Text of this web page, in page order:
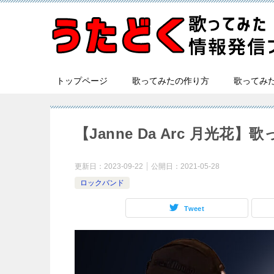
トップページ 歌ってみたの作り方 歌ってみ
【Janne Da Arc 月光花】
更新日： 2023-09-22 公開日： 2021-05-28
ロックバンド
Tweet